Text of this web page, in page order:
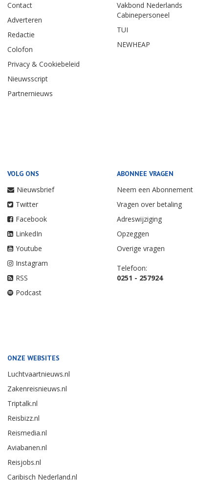
Contact
Adverteren
Redactie
Colofon
Privacy & Cookiebeleid
Nieuwsscript
Partnernieuws
Vakbond Nederlands
Cabinepersoneel
TUI
NEWHEAP
VOLG ONS
Nieuwsbrief
Twitter
Facebook
LinkedIn
Youtube
Instagram
RSS
Podcast
ABONNEE VRAGEN
Neem een Abonnement
Vragen over betaling
Adreswijziging
Opzeggen
Overige vragen
Telefoon:
0251 - 257924
ONZE WEBSITES
Luchtvaartnieuws.nl
Zakenreisnieuws.nl
Triptalk.nl
Reisbizz.nl
Reismedia.nl
Aviabanen.nl
Reisjobs.nl
Caribisch Nederland.nl